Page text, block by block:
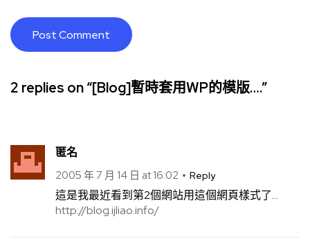
2 replies on “[Blog]暫時套用WP的模版….”
匿名
2005 年 7 月 14 日 at 16:02 Reply
這是我最近看到第2個網站用這個網頁樣式了…
http://blog.ijliao.info/